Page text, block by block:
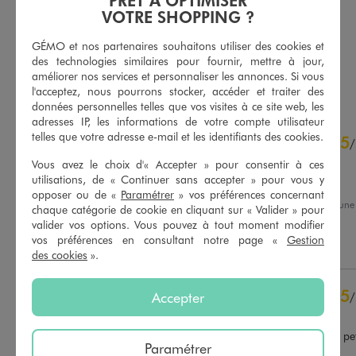
7,99 €
-50% sur le 2ème produit d'été
4.5/5 de moyenne
(24 avis)
AJOUTERAU PANIER
6,99 €
-50% sur le 2ème produit d'été
5/5 de moyenne
(53 avis)
AJOUTERAU PANIER
4.6/5
Basé sur211 avis soumis à un
contrôle
Voir tous les avis sur ce site
5étoiles
150
47
3étoiles
10
2étoiles
3
1
5/
Avis vérifié et récompensé
Bien taillé
Avis du 09/03/2026
, suite à
23/02/2026 parCherifa B.
Utile(0) Signaler
5/
Avis vérifié et récompensé
Fait un échange, taille trop
VOTRE SHOPPING ?
GÉMO et nos partenaires souhaitons utiliser des cookies et
des technologies similaires pour fournir, mettre à jour,
améliorer nos services et personnaliser les annonces. Si vous
l'acceptez, nous pourrons stocker, accéder et traiter des
données personnelles telles que vos visites à ce site web, les
adresses IP, les informations de votre compte utilisateur
telles que votre adresse e-mail et les identifiants des cookies.
Vous avez le choix d'« Accepter » pour consentir à ces
utilisations, de « Continuer sans accepter » pour vous y
opposer ou de « Paramétrer » vos préférences concernant
chaque catégorie de cookie en cliquant sur « Valider » pour
valider vos options. Vous pouvez à tout moment modifier
vos préférences en consultant notre page « Gestion
des cookies ».
Accepter
Paramétrer